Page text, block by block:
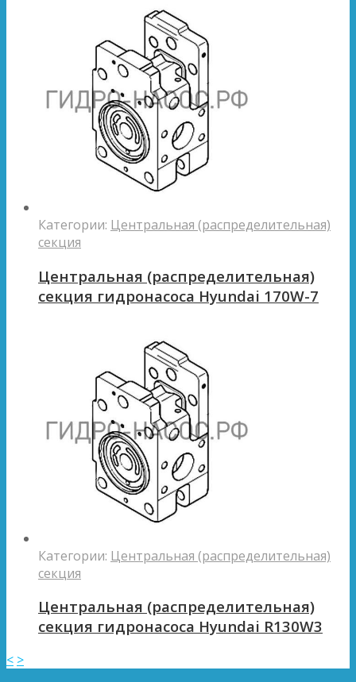
Категории: Центральная (распределительная)
секция
Центральная (распределительная)
секция гидронасоса Hyundai 170W-7
Категории: Центральная (распределительная)
секция
Центральная (распределительная)
секция гидронасоса Hyundai R130W3
< >